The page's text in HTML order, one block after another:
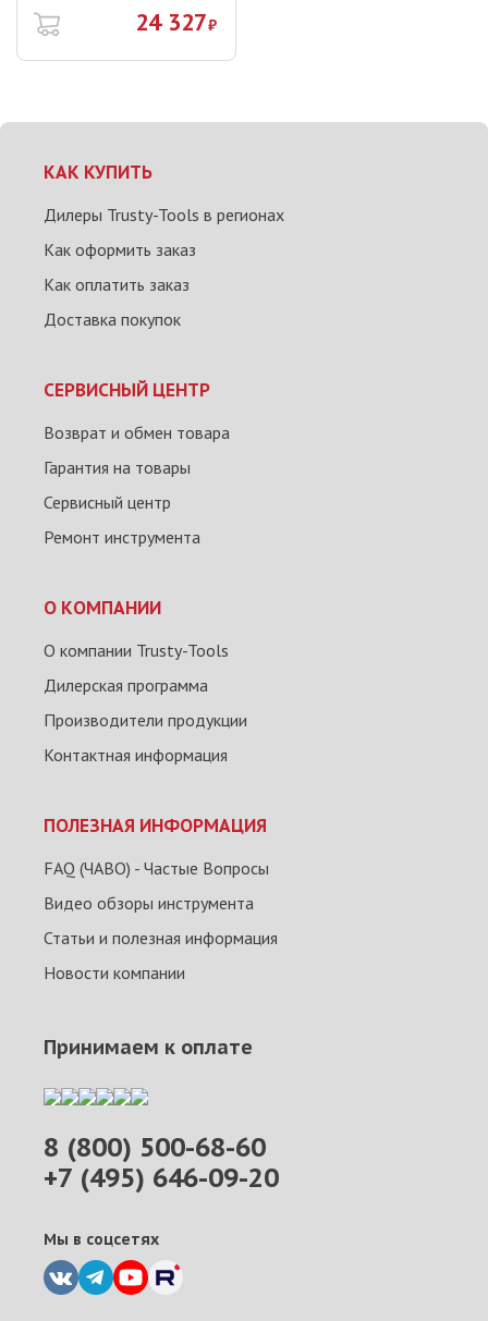
24 327₽
КАК КУПИТЬ
Дилеры Trusty-Tools в регионах
Как оформить заказ
Как оплатить заказ
Доставка покупок
СЕРВИСНЫЙ ЦЕНТР
Возврат и обмен товара
Гарантия на товары
Сервисный центр
Ремонт инструмента
О КОМПАНИИ
О компании Trusty-Tools
Дилерская программа
Производители продукции
Контактная информация
ПОЛЕЗНАЯ ИНФОРМАЦИЯ
FAQ (ЧАВО) - Частые Вопросы
Видео обзоры инструмента
Статьи и полезная информация
Новости компании
8 (800) 500-68-60
+7 (495) 646-09-20
Мы в соцсетях
Принимаем к оплате